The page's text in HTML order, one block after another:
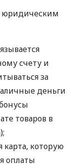
юридическим
счету и
за
деньги
товаров в
карта, которую
оплаты